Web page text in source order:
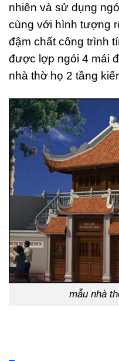
nhiên và sử dụng
cùng với hình tượng
đậm chất công trình
được lợp ngói 4 mái
nhà thờ họ 2 tầng
mẫu nhà